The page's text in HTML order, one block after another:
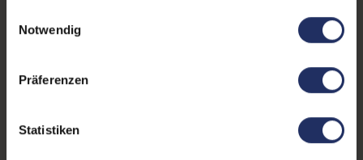
Weitere Informationen finden Sie in
Notwendig
Präferenzen
Statistiken
Partnerprogramm: